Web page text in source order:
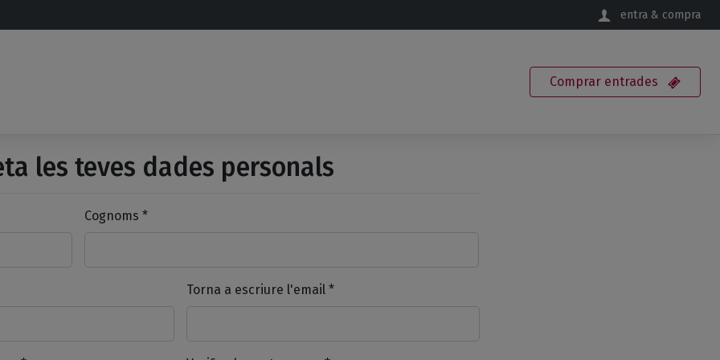
entra & compra
Comprar entrades
les teves dades personals
Cognoms *
Torna a escriure l'email *